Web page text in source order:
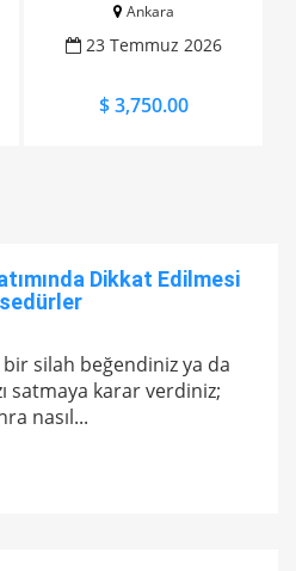
Ankara
23 Temmuz 2026
$ 3,750.00
Dikkat Edilmesi
silah beğendiniz ya da
satmaya karar verdiniz;
nasıl...